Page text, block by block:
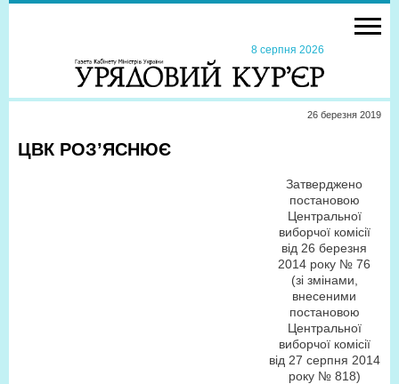
8 серпня 2026
26 березня 2019
ЦВК РОЗ’ЯСНЮЄ
Затверджено
постановою
Центральної
виборчої комісії
від 26 березня
2014 року № 76
(зі змінами,
внесеними
постановою
Центральної
виборчої комісії
від 27 серпня 2014
року № 818)